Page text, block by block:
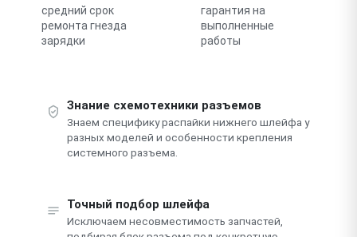
средний срок
ремонта гнезда
зарядки
гарантия на
выполненные
работы
Знание схемотехники разъемов
Знаем специфику распайки нижнего шлейфа у
разных моделей и особенности крепления
системного разъема.
Точный подбор шлейфа
Исключаем несовместимость запчастей,